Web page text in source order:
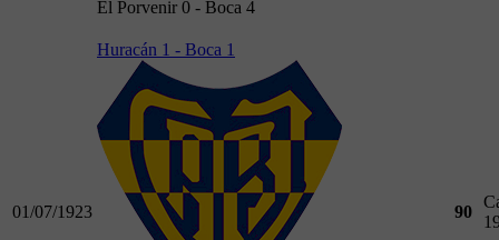
El Porvenir 0 - Boca 4
01/07/1923
Huracán 1 - Boca 1
90